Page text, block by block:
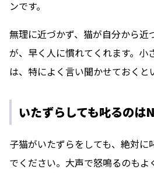
ンです。
無理に近づかず、猫が自分から近
が、早く人に慣れてくれます。小
は、特によく言い聞かせておくと
いたずらしても叱るのは
子猫がいたずらをしても、絶対に
でください。大声で怒鳴るのも